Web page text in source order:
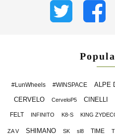
#LunWheels #WINSPACE ALPE
CERVELO CerveloP5 CINELLI
FELT INFINITO K8-S KING
ZA V SHIMANO SK sl8 TIME